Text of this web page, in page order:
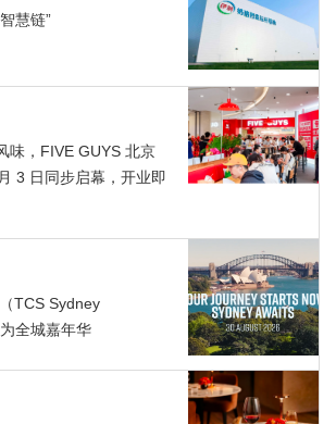
慧链”
味，FIVE GUYS 北京
3 日同步启幕，开业即
TCS Sydney
全城嘉年华